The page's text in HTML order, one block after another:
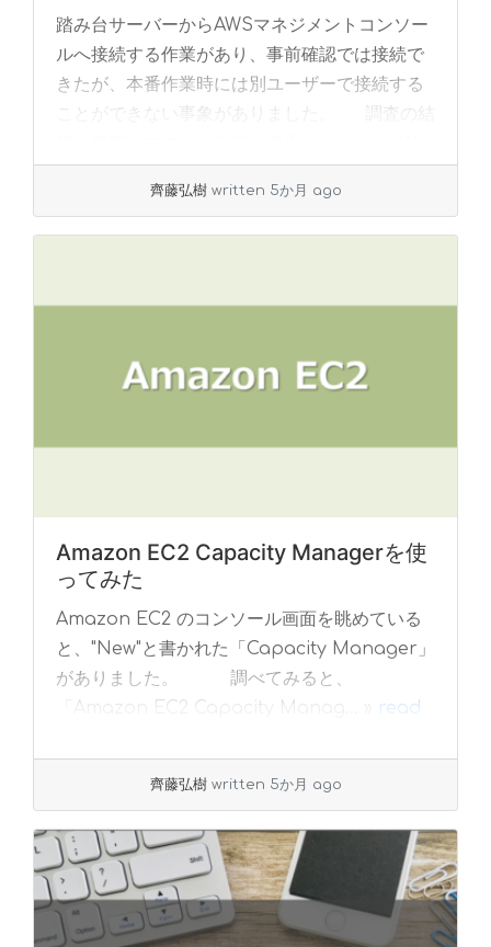
踏み台サーバーからAWSマネジメントコンソー
ルへ接続する作業があり、事前確認では接続で
きたが、本番作業時には別ユーザーで接続する
ことができない事象がありました。 調査の結
齊藤弘樹 written 5か月 ago
Amazon EC2 Capacity Managerを使
ってみた
Amazon EC2 のコンソール画面を眺めている
と、"New"と書かれた「Capacity Manager」
がありました。 調べてみると、
「Amazon EC2 Capacity Manag... »
read
齊藤弘樹 written 5か月 ago